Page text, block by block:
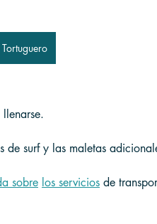
de surf y las maletas
sobre los servicios de